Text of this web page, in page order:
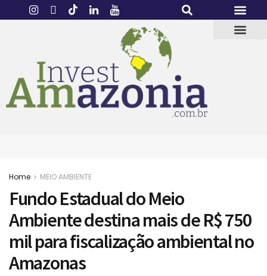
Home MEIO AMBIENTE
Fundo Estadual do Meio
Ambiente destina mais de R$ 750
mil para fiscalização ambiental no
Amazonas